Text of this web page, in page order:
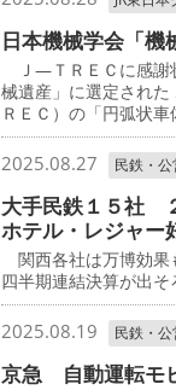
日本機械学会「
Ｊ―ＴＲＥＣに感謝
械遺産」に選定され
ＲＥＣ）の「円弧状
2025.08.27 民鉄・
大手民鉄１５社
ホテル・レジャー
関西各社は万博効
四半期連結決算が出そ
2025.08.19 民鉄・
京急 自動運転モ